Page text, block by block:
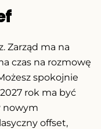
Zarząd ma na
czas na rozmowę
spokojnie
rok ma być
nowym
offset,